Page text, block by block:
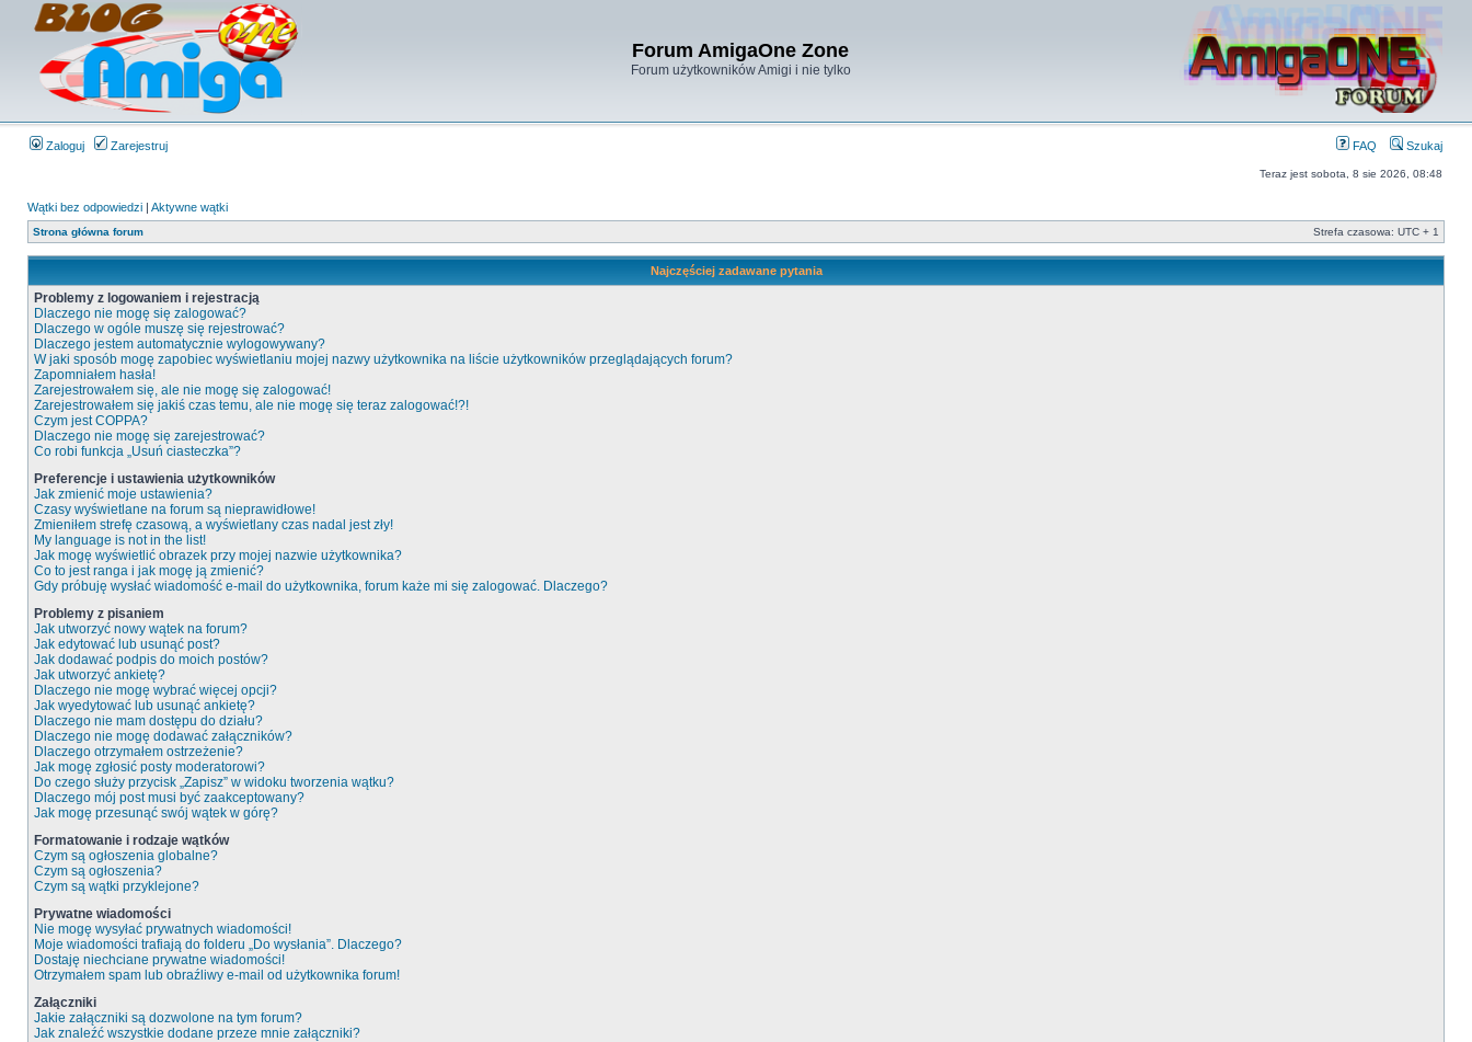
Forum AmigaOne Zone
Forum użytkowników Amigi i nie tylko
Zaloguj Zarejestruj FAQ Szukaj
Teraz jest sobota, 8 sie 2026, 08:48
Wątki bez odpowiedzi | Aktywne wątki
Strona główna forum Strefa czasowa: UTC + 1
Najczęściej zadawane pytania
Problemy z logowaniem i rejestracją
Dlaczego nie mogę się zalogować?
Dlaczego w ogóle muszę się rejestrować?
Dlaczego jestem automatycznie wylogowywany?
W jaki sposób mogę zapobiec wyświetlaniu mojej nazwy użytkownika na liście użytkowników przeglądających forum?
Zapomniałem hasła!
Zarejestrowałem się, ale nie mogę się zalogować!
Zarejestrowałem się jakiś czas temu, ale nie mogę się teraz zalogować!?!
Czym jest COPPA?
Dlaczego nie mogę się zarejestrować?
Co robi funkcja „Usuń ciasteczka”?
Preferencje i ustawienia użytkowników
Jak zmienić moje ustawienia?
Czasy wyświetlane na forum są nieprawidłowe!
Zmieniłem strefę czasową, a wyświetlany czas nadal jest zły!
My language is not in the list!
Jak mogę wyświetlić obrazek przy mojej nazwie użytkownika?
Co to jest ranga i jak mogę ją zmienić?
Gdy próbuję wysłać wiadomość e-mail do użytkownika, forum każe mi się zalogować. Dlaczego?
Problemy z pisaniem
Jak utworzyć nowy wątek na forum?
Jak edytować lub usunąć post?
Jak dodawać podpis do moich postów?
Jak utworzyć ankietę?
Dlaczego nie mogę wybrać więcej opcji?
Jak wyedytować lub usunąć ankietę?
Dlaczego nie mam dostępu do działu?
Dlaczego nie mogę dodawać załączników?
Dlaczego otrzymałem ostrzeżenie?
Jak mogę zgłosić posty moderatorowi?
Do czego służy przycisk „Zapisz” w widoku tworzenia wątku?
Dlaczego mój post musi być zaakceptowany?
Jak mogę przesunąć swój wątek w górę?
Formatowanie i rodzaje wątków
Czym są ogłoszenia globalne?
Czym są ogłoszenia?
Czym są wątki przyklejone?
Prywatne wiadomości
Nie mogę wysyłać prywatnych wiadomości!
Moje wiadomości trafiają do folderu „Do wysłania”. Dlaczego?
Dostaję niechciane prywatne wiadomości!
Otrzymałem spam lub obraźliwy e-mail od użytkownika forum!
Załączniki
Jakie załączniki są dozwolone na tym forum?
Jak znaleźć wszystkie dodane przeze mnie załączniki?